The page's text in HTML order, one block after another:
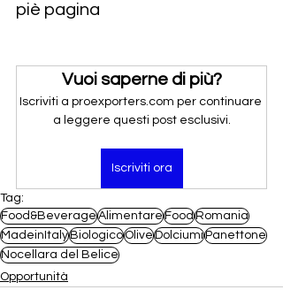
piè pagina
Vuoi saperne di più?
Iscriviti a proexporters.com per continuare
a leggere questi post esclusivi.
Iscriviti ora
Tag:
Food&BeverageAlimentareFoodRomania
MadeinItalyBiologicoOliveDolciumiPanettone
Nocellara del Belice
Opportunità